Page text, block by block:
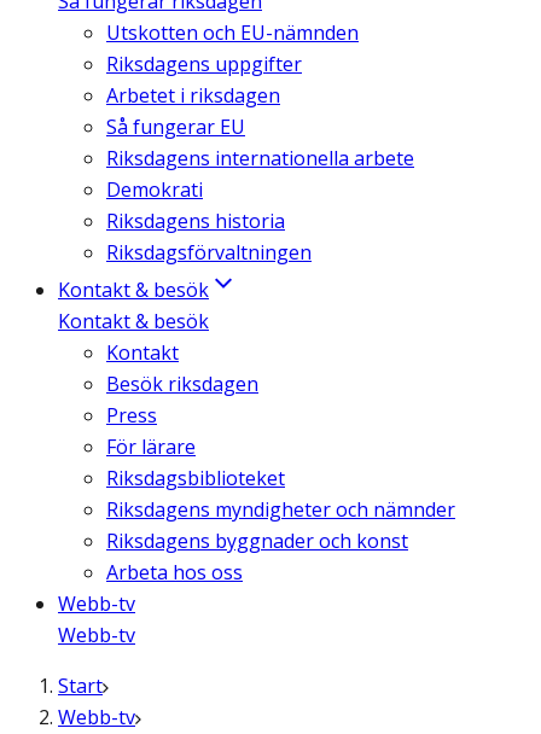
Utskotten och EU-nämnden
Riksdagens uppgifter
Arbetet i riksdagen
Så fungerar EU
Riksdagens internationella arbete
Demokrati
Riksdagens historia
Riksdagsförvaltningen
Kontakt & besök
Kontakt & besök
Kontakt
Besök riksdagen
Press
För lärare
Riksdagsbiblioteket
Riksdagens myndigheter och nämnder
Riksdagens byggnader och konst
Arbeta hos oss
Webb-tv
Webb-tv
Start
Webb-tv